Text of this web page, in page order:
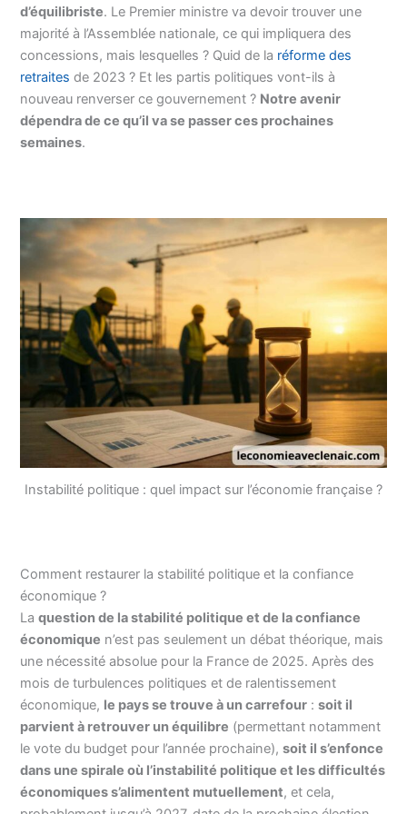
d’équilibriste. Le Premier ministre va devoir trouver une
majorité à l’Assemblée nationale, ce qui impliquera des
concessions, mais lesquelles ? Quid de la réforme des
retraites de 2023 ? Et les partis politiques vont-ils à
nouveau renverser ce gouvernement ? Notre avenir
dépendra de ce qu’il va se passer ces prochaines
semaines.
Instabilité politique : quel impact sur l’économie française ?
Comment restaurer la stabilité politique et la confiance
économique ?
Laquestion de la stabilité politique et de la confiance
économique n’est pas seulement un débat théorique, mais
une nécessité absolue pour la France de 2025. Après des
mois de turbulences politiques et de ralentissement
économique, le pays se trouve à un carrefour :soit il
parvient à retrouver un équilibre (permettant notamment
le vote du budget pour l’année prochaine),soit il s’enfonce
dans une spirale où l’instabilité politique et les difficultés
économiques s’alimentent mutuellement, et cela,